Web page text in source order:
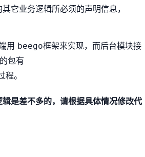
它业务逻辑所必须的声明信息，
用 beego框架来实现，而后台模块接
包有
。
辑是差不多的，请根据具体情况修改代